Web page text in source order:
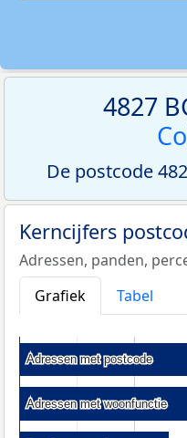
4827
De postcode
Kerncijfers
Adressen, panden,
Grafiek
Tabel
Adressen met postcode
Adressen met postcode
Adressen met woonfunctie
Adressen met woonfunctie